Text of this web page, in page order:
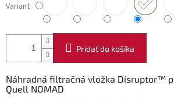
Variant
Pridať do košíka
Náhradná filtračná vložka Disruptor™
Quell NOMAD